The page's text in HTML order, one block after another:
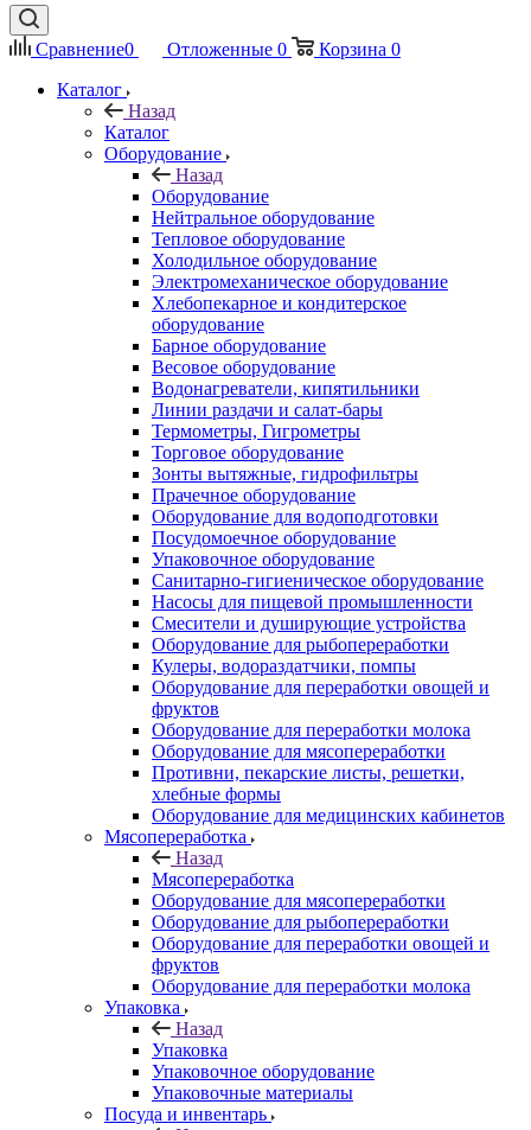
Сравнение0 Отложенные 0 Корзина 0
Каталог
Назад
Каталог
Оборудование
Назад
Оборудование
Нейтральное оборудование
Тепловое оборудование
Холодильное оборудование
Электромеханическое оборудование
Хлебопекарное и кондитерское
оборудование
Барное оборудование
Весовое оборудование
Водонагреватели, кипятильники
Линии раздачи и салат-бары
Термометры, Гигрометры
Торговое оборудование
Зонты вытяжные, гидрофильтры
Прачечное оборудование
Оборудование для водоподготовки
Посудомоечное оборудование
Упаковочное оборудование
Санитарно-гигиеническое оборудование
Насосы для пищевой промышленности
Смесители и душирующие устройства
Оборудование для рыбопереработки
Кулеры, водораздатчики, помпы
Оборудование для переработки овощей и
фруктов
Оборудование для переработки молока
Оборудование для мясопереработки
Противни, пекарские листы, решетки,
хлебные формы
Оборудование для медицинских кабинетов
Мясопереработка
Назад
Мясопереработка
Оборудование для мясопереработки
Оборудование для рыбопереработки
Оборудование для переработки овощей и
фруктов
Оборудование для переработки молока
Упаковка
Назад
Упаковка
Упаковочное оборудование
Упаковочные материалы
Посуда и инвентарь